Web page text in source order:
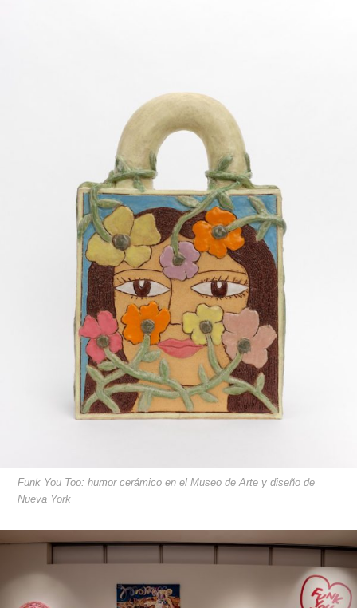
Funk You Too: humor cerámico en el Museo de Arte y diseño de
Nueva York